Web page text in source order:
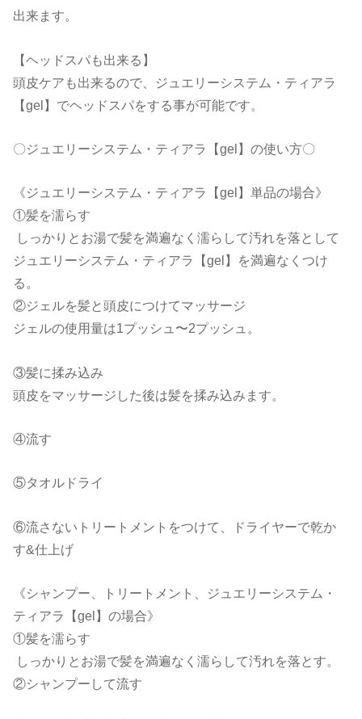
出来ます。
【ヘッドスパも出来る】
頭皮ケアも出来るので、ジュエリーシステム・ティアラ
【gel】でヘッドスパをする事が可能です。
〇ジュエリーシステム・ティアラ【gel】の使い方〇
《ジュエリーシステム・ティアラ【gel】単品の場合》
①髪を濡らす
しっかりとお湯で髪を満遍なく濡らして汚れを落として
ジュエリーシステム・ティアラ【gel】を満遍なくつけ
る。
②ジェルを髪と頭皮につけてマッサージ
ジェルの使用量は1プッシュ〜2プッシュ。
③髪に揉み込み
頭皮をマッサージした後は髪を揉み込みます。
④流す
⑤タオルドライ
⑥流さないトリートメントをつけて、ドライヤーで乾か
す&仕上げ
《シャンプー、トリートメント、ジュエリーシステム・
ティアラ【gel】の場合》
①髪を濡らす
しっかりとお湯で髪を満遍なく濡らして汚れを落とす。
②シャンプーして流す